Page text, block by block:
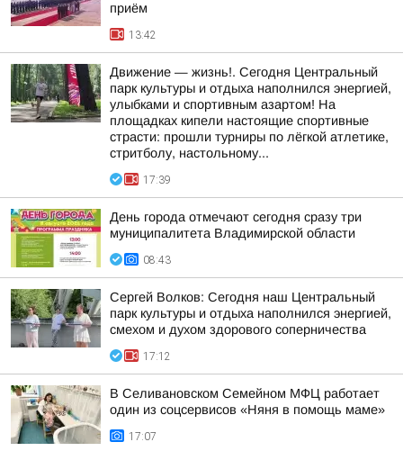
приём
13:42
Движение — жизнь!. Сегодня Центральный
парк культуры и отдыха наполнился энергией,
улыбками и спортивным азартом! На
площадках кипели настоящие спортивные
страсти: прошли турниры по лёгкой атлетике,
стритболу, настольному...
17:39
День города отмечают сегодня сразу три
муниципалитета Владимирской области
08:43
Сергей Волков: Сегодня наш Центральный
парк культуры и отдыха наполнился энергией,
смехом и духом здорового соперничества
17:12
В Селивановском Семейном МФЦ работает
один из соцсервисов «Няня в помощь маме»
17:07